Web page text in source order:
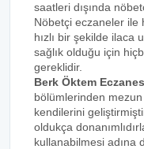
saatleri dışında
Nöbetçi eczaneler ile
hızlı bir şekilde ilaca
sağlık olduğu için
gereklidir.
Berk Öktem
bölümlerinden
kendilerini
oldukça
kullanabilmesi adına